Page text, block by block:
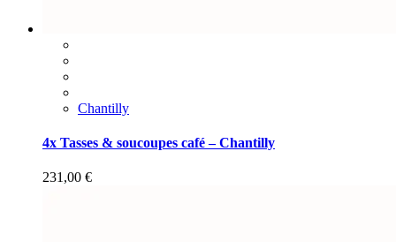
Chantilly
4x Tasses & soucoupes café – Chantilly
231,00 €